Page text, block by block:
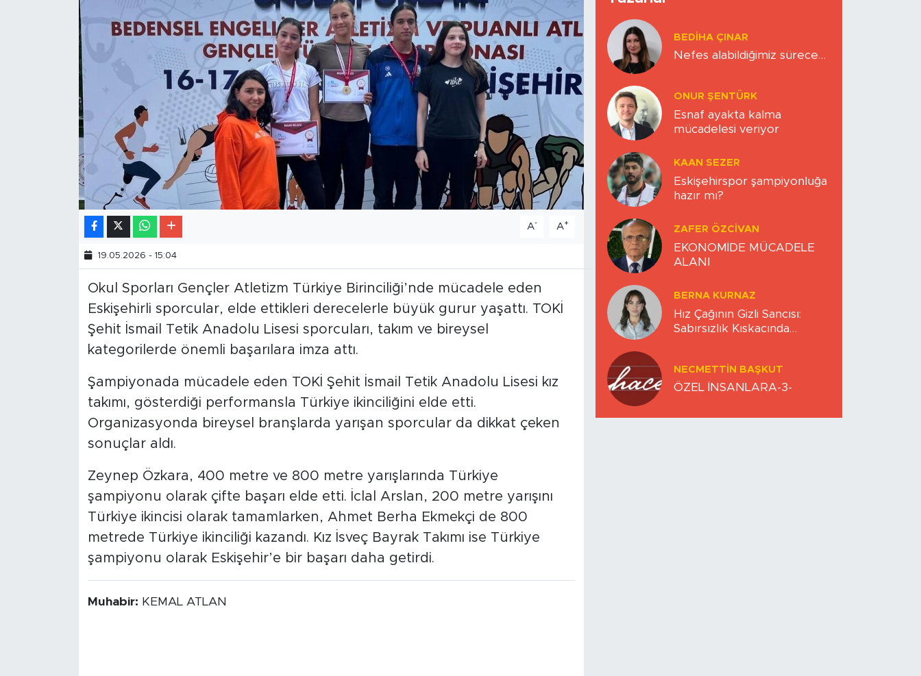
A- A+
19.05.2026 - 15:04
Okul Sporları Gençler Atletizm Türkiye Birinciliği’nde mücadele eden
Eskişehirli sporcular, elde ettikleri derecelerle büyük gurur yaşattı. TOKİ
Şehit İsmail Tetik Anadolu Lisesi sporcuları, takım ve bireysel
kategorilerde önemli başarılara imza attı.
Şampiyonada mücadele eden TOKİ Şehit İsmail Tetik Anadolu Lisesi kız
takımı, gösterdiği performansla Türkiye ikinciliğini elde etti.
Organizasyonda bireysel branşlarda yarışan sporcular da dikkat çeken
sonuçlar aldı.
Zeynep Özkara, 400 metre ve 800 metre yarışlarında Türkiye
şampiyonu olarak çifte başarı elde etti. İclal Arslan, 200 metre yarışını
Türkiye ikincisi olarak tamamlarken, Ahmet Berha Ekmekçi de 800
metrede Türkiye ikinciliği kazandı. Kız İsveç Bayrak Takımı ise Türkiye
şampiyonu olarak Eskişehir’e bir başarı daha getirdi.
Muhabir: KEMAL ATLAN
BEDIHA ÇINAR
Nefes alabildiğimiz sürece…
ONUR ŞENTÜRK
Esnaf ayakta kalma
mücadelesi veriyor
KAAN SEZER
Eskişehirspor şampiyonluğa
hazır mı?
ZAFER ÖZCIVAN
EKONOMİDE MÜCADELE
ALANI
BERNA KURNAZ
Hız Çağının Gizli Sancısı:
Sabırsızlık Kıskacında
NECMETTIN BAŞKUT
ÖZEL İNSANLARA-3-